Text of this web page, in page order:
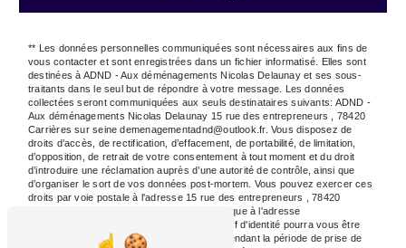
** Les données personnelles communiquées sont nécessaires aux fins de
vous contacter et sont enregistrées dans un fichier informatisé. Elles sont
destinées à ADND - Aux déménagements Nicolas Delaunay et ses sous-
traitants dans le seul but de répondre à votre message. Les données
collectées seront communiquées aux seuls destinataires suivants: ADND -
Aux déménagements Nicolas Delaunay 15 rue des entrepreneurs , 78420
Carrières sur seine demenagementadnd@outlook.fr. Vous disposez de
droits d’accès, de rectification, d’effacement, de portabilité, de limitation,
d’opposition, de retrait de votre consentement à tout moment et du droit
d’introduire une réclamation auprès d’une autorité de contrôle, ainsi que
d’organiser le sort de vos données post-mortem. Vous pouvez exercer ces
droits par voie postale à l'adresse 15 rue des entrepreneurs , 78420
Carrières sur seine ou par courrier électronique à l'adresse
demenagementadnd@outlook.fr. Un justificatif d'identité pourra vous être
demandé. Nous conservons vos données pendant la période de prise de